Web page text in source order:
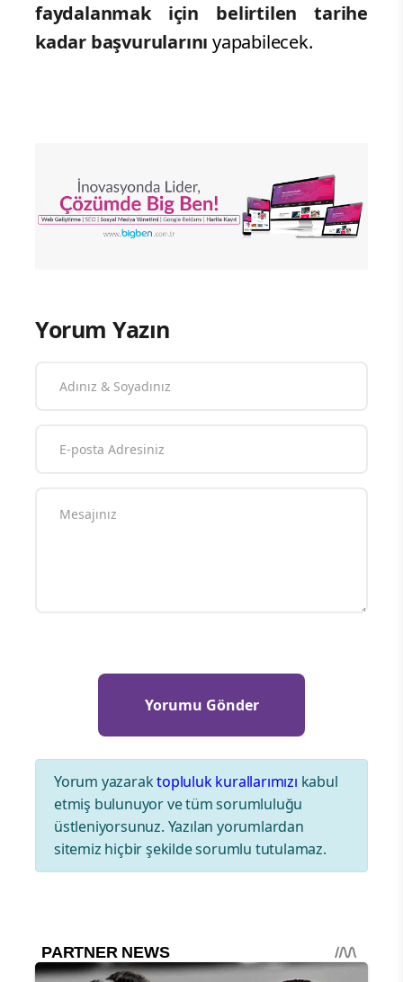
faydalanmak için belirtilen tarihe
kadar başvurularınıyapabilecek.
Yorum Yazın
Yorum yazaraktopluluk kurallarımızı kabul
etmiş bulunuyor ve tüm sorumluluğu
üstleniyorsunuz. Yazılan yorumlardan
sitemiz hiçbir şekilde sorumlu tutulamaz.